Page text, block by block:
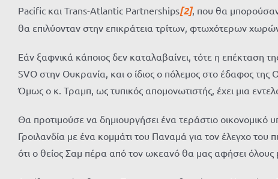
Pacific και Trans-Atlantic Partnerships[2], που θα μπορούσαν
θα επιλύονταν στην επικράτεια τρίτων, φτωχότερων
Εάν ξαφνικά κάποιος δεν καταλαβαίνει, τότε η επέκταση
SVO στην Ουκρανία, και ο ίδιος ο πόλεμος στο έδαφος
Όμως ο κ. Τραμπ, ως τυπικός απομονωτιστής, έχει μια
Θα προτιμούσε να δημιουργήσει ένα τεράστιο οικονομικό
Γροιλανδία με ένα κομμάτι του Παναμά για τον έλεγχο του
ότι ο θείος Σαμ πέρα ​​από τον ωκεανό θα μας αφήσει όλους